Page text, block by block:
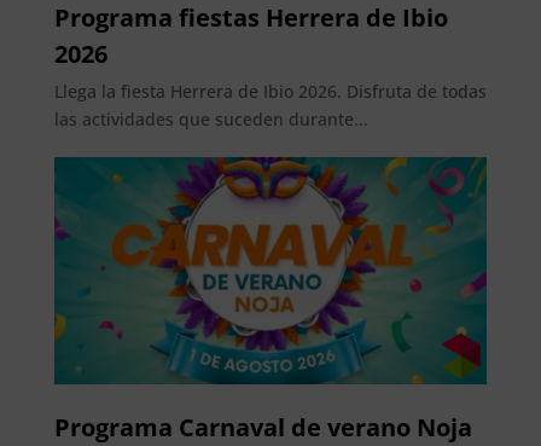
Programa fiestas Herrera de Ibio
2026
Llega la fiesta Herrera de Ibio 2026. Disfruta de todas
las actividades que suceden durante...
Programa Carnaval de verano Noja